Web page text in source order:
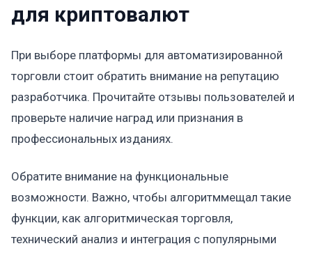
для криптовалют
При выборе платформы для автоматизированной
торговли стоит обратить внимание на репутацию
разработчика. Прочитайте отзывы пользователей и
проверьте наличие наград или признания в
профессиональных изданиях.
Обратите внимание на функциональные
возможности. Важно, чтобы алгоритммещал такие
функции, как алгоритмическая торговля,
технический анализ и интеграция с популярными